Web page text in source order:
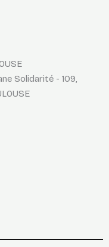
Solidarité - 109,